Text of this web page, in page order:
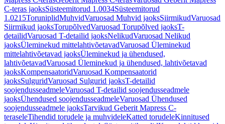
C-teras jaoksSüsteemitorud 1.0034Süsteemitorud
1.0215ToruniplidMuhvidVaruosad Muhvid jaoksSiirmikudVaruosad
Siirmikud jaoksTorupõlvedVaruosad Torupõlved jaoksT-
detailidVaruosad T-detailid jaoksNelikudVaruosad Nelikud
jaoksÜleminekud mittelahtivõetavadVaruosad Üleminekud
mittelahtivõetavad jaoksÜleminekud ja ühendused,
lahtivõetavadVaruosad Üleminekud ja ühendused, lahtivõetavad
jaoksKompensaatoridVaruosad Kompensaatorid
jaoksSulguridVaruosad Sulgurid jaoksT-detailid
soojendusseadmeleVaruosad T-detailid soojendusseadmele
jaoksÜhendused soojendusseadmeleVaruosad Ühendused
soojendusseadmele jaoksTarvikud Geberit Mapress C-
teraseleTihendid torudele ja muhvideleKatted torudeleKinnitused